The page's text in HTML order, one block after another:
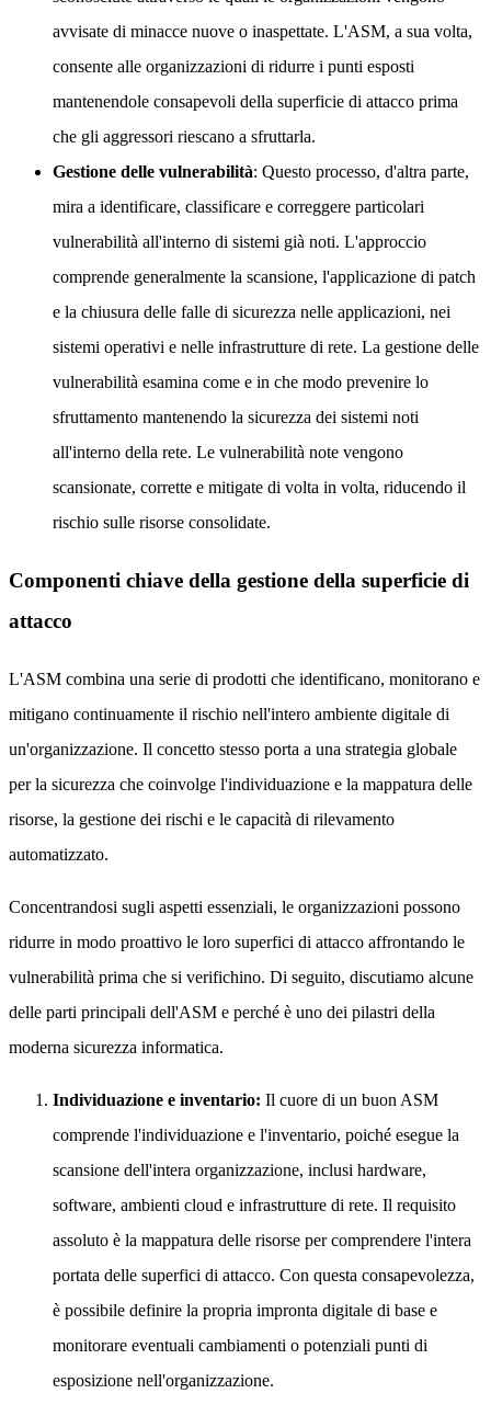
avvisate di minacce nuove o inaspettate. L'ASM, a sua volta,
consente alle organizzazioni di ridurre i punti esposti
mantenendole consapevoli della superficie di attacco prima
che gli aggressori riescano a sfruttarla.
Gestione delle vulnerabilità: Questo processo, d'altra parte,
mira a identificare, classificare e correggere particolari
vulnerabilità all'interno di sistemi già noti. L'approccio
comprende generalmente la scansione, l'applicazione di patch
e la chiusura delle falle di sicurezza nelle applicazioni, nei
sistemi operativi e nelle infrastrutture di rete. La gestione delle
vulnerabilità esamina come e in che modo prevenire lo
sfruttamento mantenendo la sicurezza dei sistemi noti
all'interno della rete. Le vulnerabilità note vengono
scansionate, corrette e mitigate di volta in volta, riducendo il
rischio sulle risorse consolidate.
Componenti chiave della gestione della superficie di
attacco
L'ASM combina una serie di prodotti che identificano, monitorano e
mitigano continuamente il rischio nell'intero ambiente digitale di
un'organizzazione. Il concetto stesso porta a una strategia globale
per la sicurezza che coinvolge l'individuazione e la mappatura delle
risorse, la gestione dei rischi e le capacità di rilevamento
automatizzato.
Concentrandosi sugli aspetti essenziali, le organizzazioni possono
ridurre in modo proattivo le loro superfici di attacco affrontando le
vulnerabilità prima che si verifichino. Di seguito, discutiamo alcune
delle parti principali dell'ASM e perché è uno dei pilastri della
moderna sicurezza informatica.
Individuazione e inventario: Il cuore di un buon ASM
comprende l'individuazione e l'inventario, poiché esegue la
scansione dell'intera organizzazione, inclusi hardware,
software, ambienti cloud e infrastrutture di rete. Il requisito
assoluto è la mappatura delle risorse per comprendere l'intera
portata delle superfici di attacco. Con questa consapevolezza,
è possibile definire la propria impronta digitale di base e
monitorare eventuali cambiamenti o potenziali punti di
esposizione nell'organizzazione.